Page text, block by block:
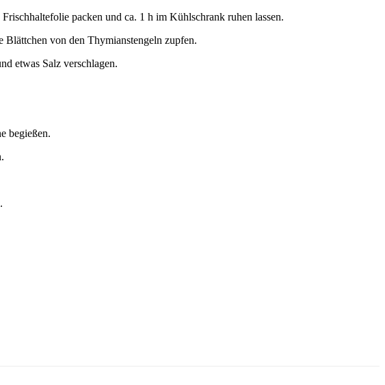
packen und ca. 1 h im Kühlschrank ruhen lassen.
von den Thymianstengeln zupfen.
etwas Salz verschlagen.
begießen.